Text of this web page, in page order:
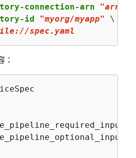
connection-arn
id
"myorg/myapp" \
//spec.yaml
：